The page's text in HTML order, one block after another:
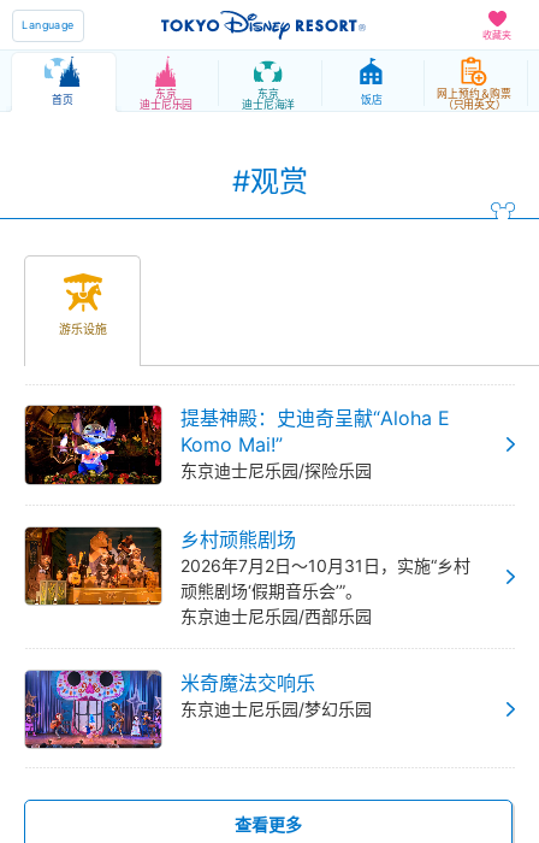
收藏夹
Language
首页 东京
迪士尼乐园
东京
迪士尼海洋 饭店 网上预约＆购票
（只用英文）
#观赏
游乐设施
提基神殿：史迪奇呈献“Aloha E
Komo Mai!”
东京迪士尼乐园/探险乐园
乡村顽熊剧场
2026年7月2日～10月31日，实施“乡村
顽熊剧场‘假期音乐会’”。
东京迪士尼乐园/西部乐园
米奇魔法交响乐
东京迪士尼乐园/梦幻乐园
查看更多